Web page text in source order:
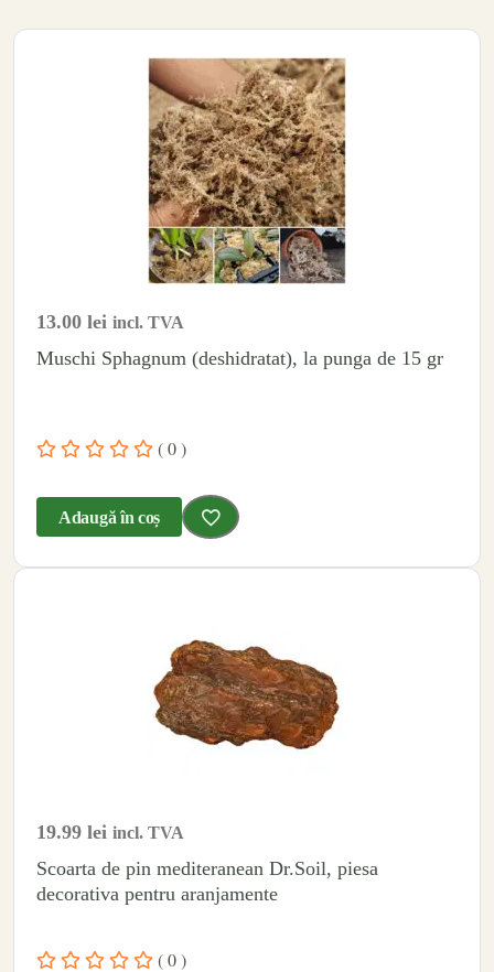
13.00 lei incl. TVA
Muschi Sphagnum (deshidratat), la punga de 15 gr
( 0 )
Adaugă în coș
19.99 lei incl. TVA
Scoarta de pin mediteranean Dr.Soil, piesa
decorativa pentru aranjamente
( 0 )